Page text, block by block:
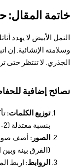
خاتمة المقال:
النمل الأبيض لا يهدد
وسلامته الإنشائية. إن
الجذري. لا تنتظر حتى
نصائح إضافية
توزيع الكلمات:
بنسبة معتدلة (2-3%).
الصور: أضف صوراً
(الفرق بينه وبين
الروابط:اربط